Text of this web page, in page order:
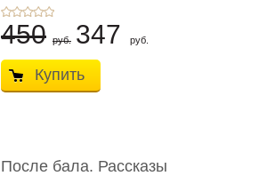
450 руб. 347 руб.
Купить
После бала. Рассказы